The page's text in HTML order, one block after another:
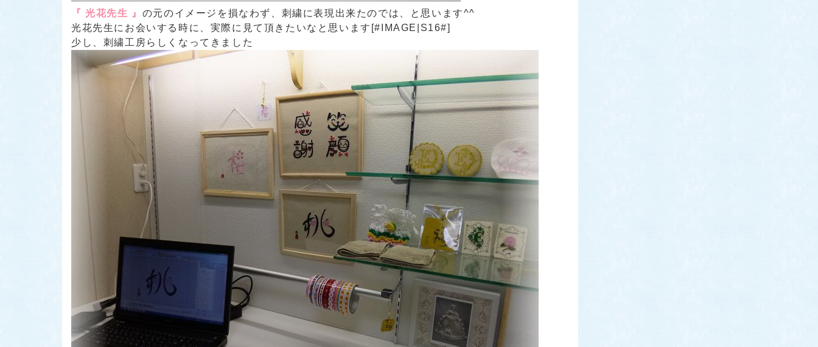
『 光花先生 』 の元のイメージを損なわず、刺繍に表現出来たのでは、と思います^^
光花先生にお会いする時に、実際に見て頂きたいなと思います[#IMAGE|S16#]
少し、刺繍工房らしくなってきました